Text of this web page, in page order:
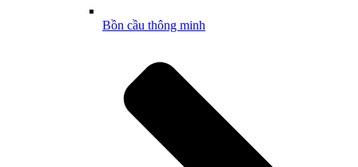
Bồn cầu thông minh